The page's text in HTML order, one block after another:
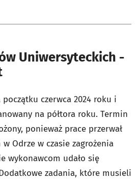
Uniwersyteckich -
początku czerwca 2024 roku i
na półtora roku. Termin
ponieważ prace przerwał
Odrze w czasie zagrożenia
wykonawcom udało się
zadania, które musieli